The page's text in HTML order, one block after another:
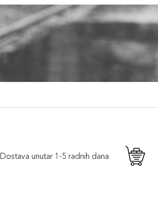
Dostava unutar 1-5 radnih dana